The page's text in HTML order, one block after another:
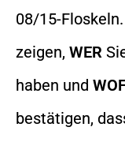
08/15-
zeigen, WER
haben und
bestätigen,